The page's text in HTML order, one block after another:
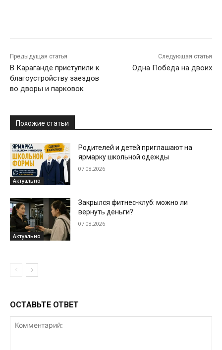
Предыдущая статья
В Караганде приступили к
благоустройству заездов
во дворы и парковок
Следующая статья
Одна Победа на двоих
Похожие статьи
Актуально
Родителей и детей приглашают на
ярмарку школьной одежды
07.08.2026
Актуально
Закрылся фитнес-клуб: можно ли
вернуть деньги?
07.08.2026
ОСТАВЬТЕ ОТВЕТ